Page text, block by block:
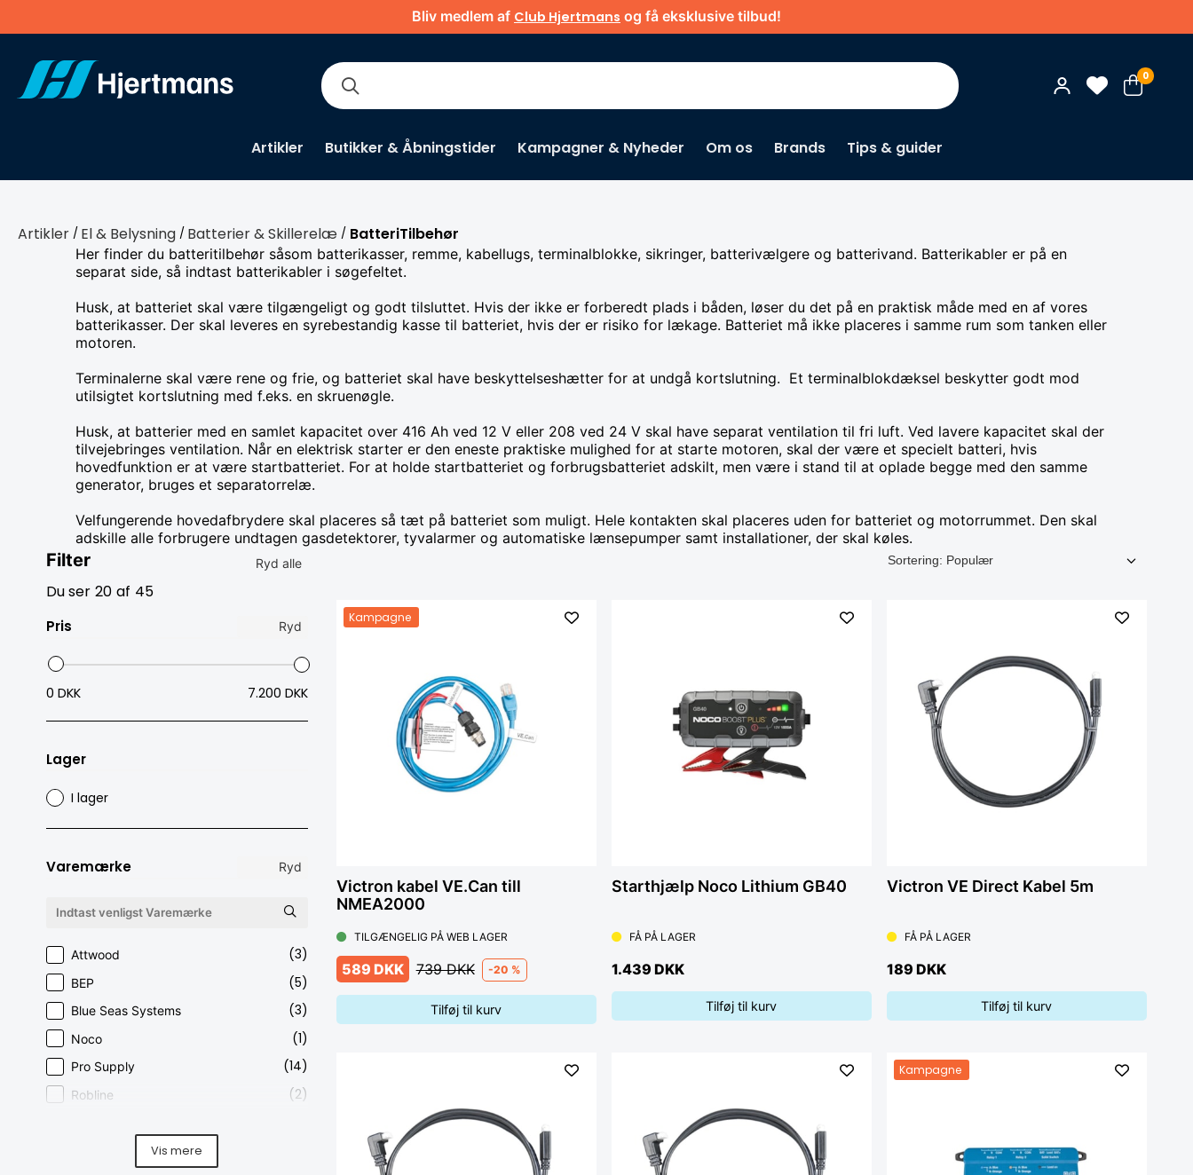
Bliv medlem af Club Hjertmans og få eksklusive tilbud!
0
Artikler Butikker & Åbningstider Kampagner & Nyheder Om os Brands Tips & guider
Artikler / El & Belysning / Batterier & Skillerelæ / BatteriTilbehør
Her finder du batteritilbehør såsom batterikasser, remme, kabellugs, terminalblokke, sikringer, batterivælgere og batterivand. Batterikabler er på en
separat side, så indtast batterikabler i søgefeltet.
Husk, at batteriet skal være tilgængeligt og godt tilsluttet. Hvis der ikke er forberedt plads i båden, løser du det på en praktisk måde med en af vores
batterikasser. Der skal leveres en syrebestandig kasse til batteriet, hvis der er risiko for lækage. Batteriet må ikke placeres i samme rum som tanken eller
motoren.
Terminalerne skal være rene og frie, og batteriet skal have beskyttelseshætter for at undgå kortslutning. Et terminalblokdæksel beskytter godt mod
utilsigtet kortslutning med f.eks. en skruenøgle.
Husk, at batterier med en samlet kapacitet over 416 Ah ved 12 V eller 208 ved 24 V skal have separat ventilation til fri luft. Ved lavere kapacitet skal der
tilvejebringes ventilation. Når en elektrisk starter er den eneste praktiske mulighed for at starte motoren, skal der være et specielt batteri, hvis
hovedfunktion er at være startbatteriet. For at holde startbatteriet og forbrugsbatteriet adskilt, men være i stand til at oplade begge med den samme
generator, bruges et separatorrelæ.
Velfungerende hovedafbrydere skal placeres så tæt på batteriet som muligt. Hele kontakten skal placeres uden for batteriet og motorrummet. Den skal
adskille alle forbrugere undtagen gasdetektorer, tyvalarmer og automatiske lænsepumper samt installationer, der skal køles.
Filter Ryd alle
Du ser 20 af 45
Pris Ryd
0 DKK 7.200 DKK
Lager
I lager
Varemærke Ryd
Attwood (3)
BEP (5)
Blue Seas Systems (3)
Noco (1)
Pro Supply (14)
Robline (2)
Vis mere
Kampagne
Victron kabel VE.Can till
NMEA2000
TILGÆNGELIG PÅ WEB LAGER
589 DKK 739 DKK -20 %
Tilføj til kurv
Starthjælp Noco Lithium GB40
FÅ PÅ LAGER
1.439 DKK
Tilføj til kurv
Victron VE Direct Kabel 5m
FÅ PÅ LAGER
189 DKK
Tilføj til kurv
Kampagne